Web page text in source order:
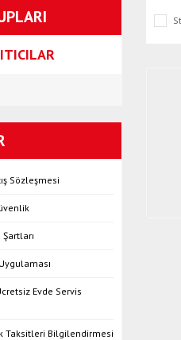
Sözleşmesi
Evde Servis
Taksitleri Bilgilendirmesi